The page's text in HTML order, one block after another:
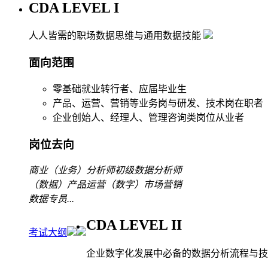
CDA LEVEL I
人人皆需的职场数据思维与通用数据技能
面向范围
零基础就业转行者、应届毕业生
产品、运营、营销等业务岗与研发、技术岗在职者
企业创始人、经理人、管理咨询类岗位从业者
岗位去向
商业（业务）分析师初级数据分析师
（数据）产品运营（数字）市场营销
数据专员...
考试大纲 CDA LEVEL II
企业数字化发展中必备的数据分析流程与